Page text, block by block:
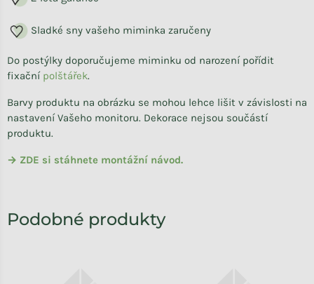
Sladké sny vašeho miminka zaručeny
Do postýlky doporučujeme miminku od narození pořídit
fixační polštářek.
Barvy produktu na obrázku se mohou lehce lišit v závislosti na
nastavení Vašeho monitoru. Dekorace nejsou součástí
produktu.
→ ZDE si stáhnete montážní návod.